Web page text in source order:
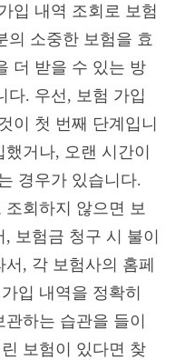
입 내역 조회로 보험
의 소중한 보험을 효
더 받을 수 있는 방
다. 우선, 보험 가입
이 첫 번째 단계입니
거나, 오랜 시간이
경우가 있습니다.
회하지 않으면 보
보험금 청구 시 불이
, 각 보험사의 홈페
입 내역을 정확히
하는 습관을 들이
보험이 있다면 찾